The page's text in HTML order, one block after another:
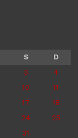
S
D
3
4
10
11
17
18
24
25
31